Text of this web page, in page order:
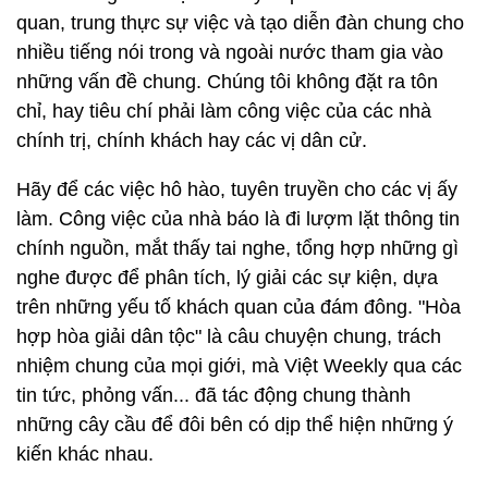
quan, trung thực sự việc và tạo diễn đàn chung cho
nhiều tiếng nói trong và ngoài nước tham gia vào
những vấn đề chung. Chúng tôi không đặt ra tôn
chỉ, hay tiêu chí phải làm công việc của các nhà
chính trị, chính khách hay các vị dân cử.
Hãy để các việc hô hào, tuyên truyền cho các vị ấy
làm. Công việc của nhà báo là đi lượm lặt thông tin
chính nguồn, mắt thấy tai nghe, tổng hợp những gì
nghe được để phân tích, lý giải các sự kiện, dựa
trên những yếu tố khách quan của đám đông. "Hòa
hợp hòa giải dân tộc" là câu chuyện chung, trách
nhiệm chung của mọi giới, mà Việt Weekly qua các
tin tức, phỏng vấn... đã tác động chung thành
những cây cầu để đôi bên có dịp thể hiện những ý
kiến khác nhau.